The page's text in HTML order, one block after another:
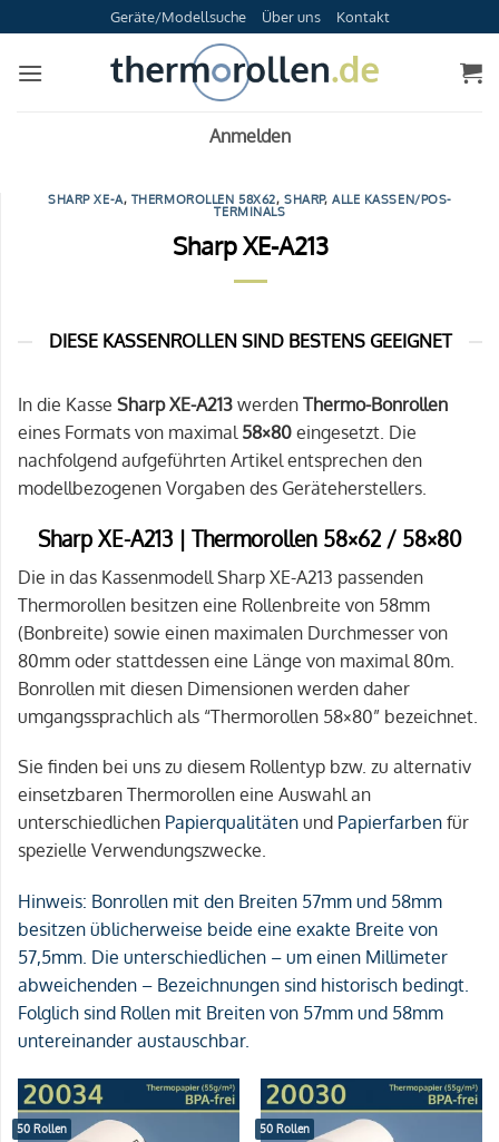
Inhalt
springen
Geräte/Modellsuche Über uns Kontakt
Anmelden
SHARP XE-A, THERMOROLLEN 58X62,SHARP, ALLE KASSEN/POS-
TERMINALS
Sharp XE-A213
DIESE KASSENROLLEN SIND BESTENS GEEIGNET
In die Kasse Sharp XE-A213 werden Thermo-Bonrollen
eines Formats von maximal 58×80 eingesetzt. Die
nachfolgend aufgeführten Artikel entsprechen den
modellbezogenen Vorgaben des Geräteherstellers.
Sharp XE-A213 | Thermorollen 58×62 / 58×80
Die in das Kassenmodell Sharp XE-A213 passenden
Thermorollen besitzen eine Rollenbreite von 58mm
(Bonbreite) sowie einen maximalen Durchmesser von
80mm oder stattdessen eine Länge von maximal 80m.
Bonrollen mit diesen Dimensionen werden daher
umgangssprachlich als “Thermorollen 58×80” bezeichnet.
Sie finden bei uns zu diesem Rollentyp bzw. zu alternativ
einsetzbaren Thermorollen eine Auswahl an
unterschiedlichen Papierqualitäten und Papierfarben für
spezielle Verwendungszwecke.
Hinweis: Bonrollen mit den Breiten 57mm und 58mm
besitzen üblicherweise beide eine exakte Breite von
57,5mm. Die unterschiedlichen – um einen Millimeter
abweichenden – Bezeichnungen sind historisch bedingt.
Folglich sind Rollen mit Breiten von 57mm und 58mm
untereinander austauschbar.
50 Rollen 50 Rollen